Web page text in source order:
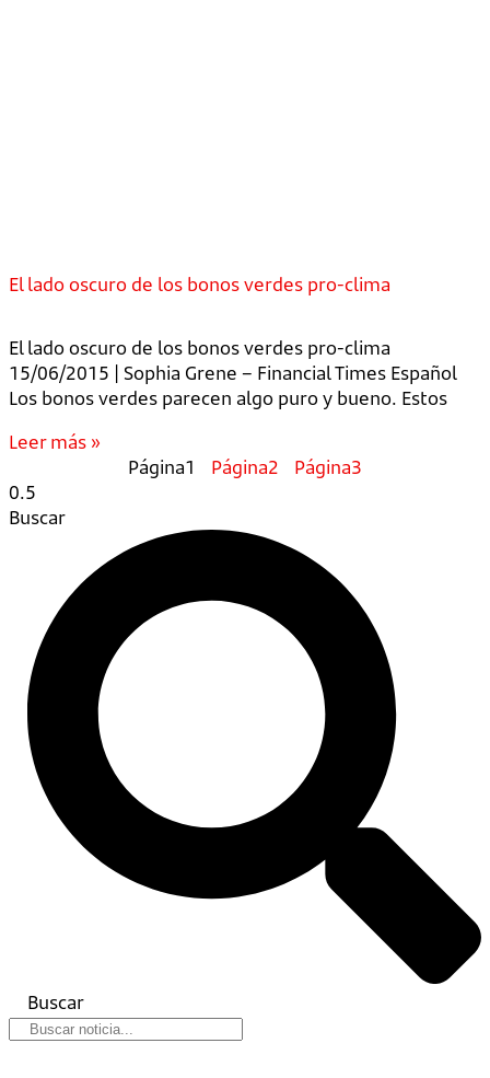
El lado oscuro de los bonos verdes pro-clima
El lado oscuro de los bonos verdes pro-clima
15/06/2015 | Sophia Grene – Financial Times Español
Los bonos verdes parecen algo puro y bueno. Estos
Leer más »
Página1 Página2 Página3
Buscar
Buscar